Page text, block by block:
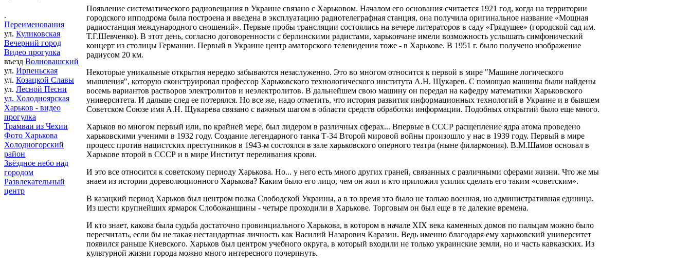
.
Переименования
ул. Куликовская
Вечерний город
Видео прогулка
въезд Волновашский
ул. Ирпеньская
ул. Козацкой Славы
ул. Лесной Песни
ул. Холодноярская
Харьков - видео
прогулка
Трамваи из Чехии
Фото Харькова
Холодногорский
район
Звёздное небо над
городом
Развлекательный
центр
Появление систематического радиовещания в Украине связано с Харьковом. Началом его основания считается 1921 год, когда на территории
городского ипподрома была построена и введена в эксплуатацию радиотелеграфная станция, она получила оригинальное название «Мощная
радиостанция международного сношений». Первые пробы трансляции состоялись на вечере литераторов в саду «Грядущее» (городской сад им.
Т.Г.Шевченко). В этот день, согласно договоренности с берлинскими радистами, харьковчане имели возможность услышать симфонический
концерт из столицы Германии. Первый в Украине центр аматорского телевидения тоже - в Харькове. В 1951 г. было получено изображение
радиусом 20 км.
Некоторые уникальные открытия нередко забываются незаслуженно. Это во многом относится к первой в мире "Машине логического
мышления", которую сконструировал профессор Харьковского технологического института А.Н. Щукарев. С помощью машины были найдены
восемь вариантов растворов электролитов и неэлектролитов. В дальнейшем свою машину он передал на кафедру математики Харьковского
университета. И дальше след ее потерялся. Но все же, надо отметить, что история развития информационных технологий в Украине и в бывшем
Советском Союзе имя А.Н. Щукарева связано с важным шагом в области средств обработки информации. Подобных открытий было еще много.
Харьков во многом первый или, по крайней мере, был лидером в различных сферах... Впервые в СССР расщепление ядра атома проведено
харьковскими ученими в 1932 году. Создание легендарного танка Т-34 Второй мировой войны произошло у нас в 1939 году. Первый в мире
процесс против нацистских преступников в 1943-м состоялся в зале харьковского оперного театра (ныне филармония). В.М.Шамов основал в
Харькове второй в СССР и в мире Институт переливания крови.
И это все относится к советскому периоду Харькова. Но... у него есть много других граней, связанных с различными сферами жизни. Что же мы
знаем из истории дореволюционного Харькова? Каким было его лицо, чем он жил и кто приложил усилия сделать его таким «советским».
В казацкий период Харьков был центром полка Слободской Украины, а в то время это было не только военная, но административная единица.
Из шести крупнейших ярмарок Слобожанщины - четыре проходили в Харькове. Торговым он был еще в те далекие времена.
И кто знает, какова была судьба достаточно провинциального Харькова, в котором в начале ХІХ века каменных домов по пальцам можно было
пересчитать, если бы не такая нестандартная личность как Василий Назарович Каразин. Ведь именно благодаря ему харьковский университет
появился раньше Киевского. Харьков был центром учебного округа, в который входили не только украинские земли, но и часть кавказских. Из
культурной жизни города можно много интересного почерпнуть.